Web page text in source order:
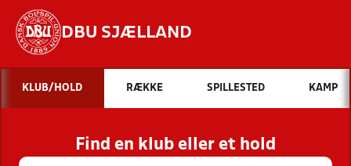
DBU SJÆLLAND
Hvad vil du søge efter?
INDHOLD OG NYHEDER
STILLINGER, RESULTATER, KLUBBER OG
HOLD
KLUB/HOLD RÆKKE SPILLESTED KAMP
Find en klub eller et hold